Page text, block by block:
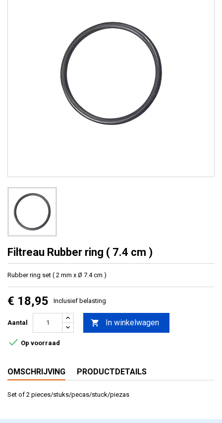
Filtreau Rubber ring ( 7.4 cm )
Rubber ring set ( 2 mm x Ø 7.4 cm )
€ 18,95 Inclusief belasting
Aantal  In winkelwagen
 Op voorraad
OMSCHRIJVING PRODUCTDETAILS
Set of 2 pieces/stuks/pecas/stuck/piezas